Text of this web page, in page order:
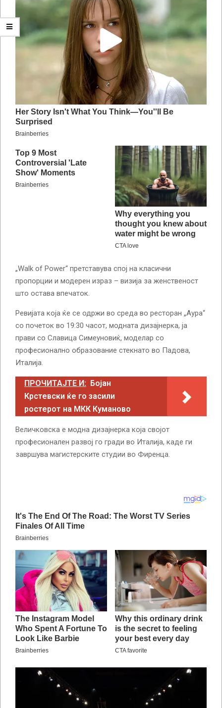
„Walk of Power“ претставува спој на класични
пропорции и модерен израз – визија за женственост
што остава впечаток.
Ревијата која ќе се одржи во среда во ресторан „Аура“
со почеток во 19:30 часот, модната дизајнерка, ја
прави со Славица Симеуновиќ, моделар со
професионално образование стекнато во Падова,
Италија.
ПРОЧИТАЈТЕ И: Бојан
Крстевски ќе го засили
ростерот на МКК Куманово
Величковска е модна дизајнерка која својот
професионален развој го гради во Италија, каде ги
завршува магистерските студии во Фиренца.